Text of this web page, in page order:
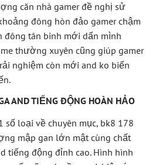
căn nhà gamer đề nghị sử
đông hòn đảo gamer chậm
đông tân binh mới dấn mình
thường xuyên cũng giúp gamer
nghiệm còn mới and ko biến
AND TIẾNG ĐỘNG HOÀN HẢO
số loại về chuyên mục, bk8 178
mập gan lớn mật cùng chất
tiếng động đỉnh cao. Hình hình